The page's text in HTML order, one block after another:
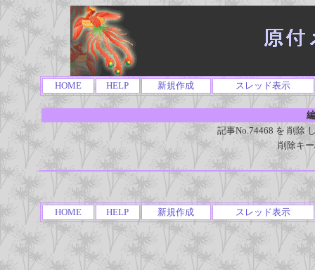
HOME HELP 新規作成 スレッド表示
記事No.74468 を 削除
削除キ
HOME HELP 新規作成 スレッド表示